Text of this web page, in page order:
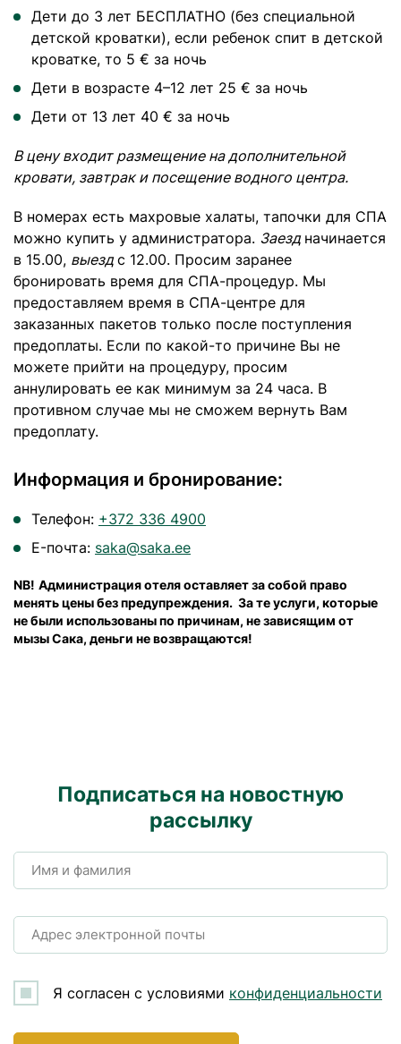
Дети до 3 лет БЕСПЛАТНО (без специальной
детской кроватки), если ребенок спит в детской
кроватке, то 5 € за ночь
Дети в возрасте 4–12 лет 25 € за ночь
Дети от 13 лет 40 € за ночь
В цену входит размещение на дополнительной
кровати, завтрак и посещение водного центра.
В номерах есть махровые халаты, тапочки для СПА
можно купить у администратора. Заезд начинается
в 15.00, выездс 12.00. Просим заранее
бронировать время для СПА-процедур. Мы
предоставляем время в СПА-центре для
заказанных пакетов только после поступления
предоплаты. Если по какой-то причине Вы не
можете прийти на процедуру, просим
аннулировать ее как минимум за 24 часа. В
противном случае мы не сможем вернуть Вам
предоплату.
Информация и бронирование:
Телефон: +372 336 4900
E-почта: saka@saka.ee
NB! Администрация отеля оставляет за собой право
менять цены без предупреждения. За те услуги, которые
не были использованы по причинам, не зависящим от
мызы Сака, деньги не возвращаются!
Подписаться на новостную
рассылку
Имя и фамилия
Адрес электронной почты
Я согласен с условиями конфиденциальности